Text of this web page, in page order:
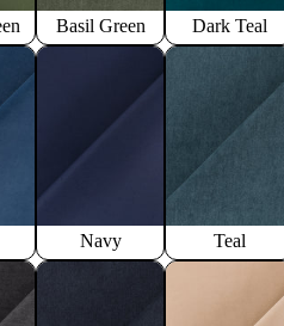
Basil Green Dark Teal
Navy Teal